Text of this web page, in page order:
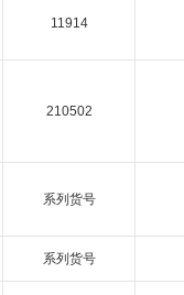
11914
210502
系列货号
系列货号